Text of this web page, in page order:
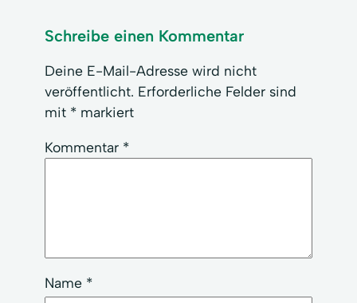
Schreibe einen Kommentar
Deine E-Mail-Adresse wird nicht
veröffentlicht. Erforderliche Felder sind
mit * markiert
Kommentar *
Name *